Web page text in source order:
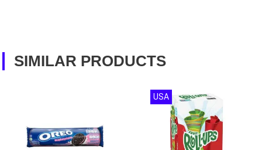
SIMILAR PRODUCTS
USA